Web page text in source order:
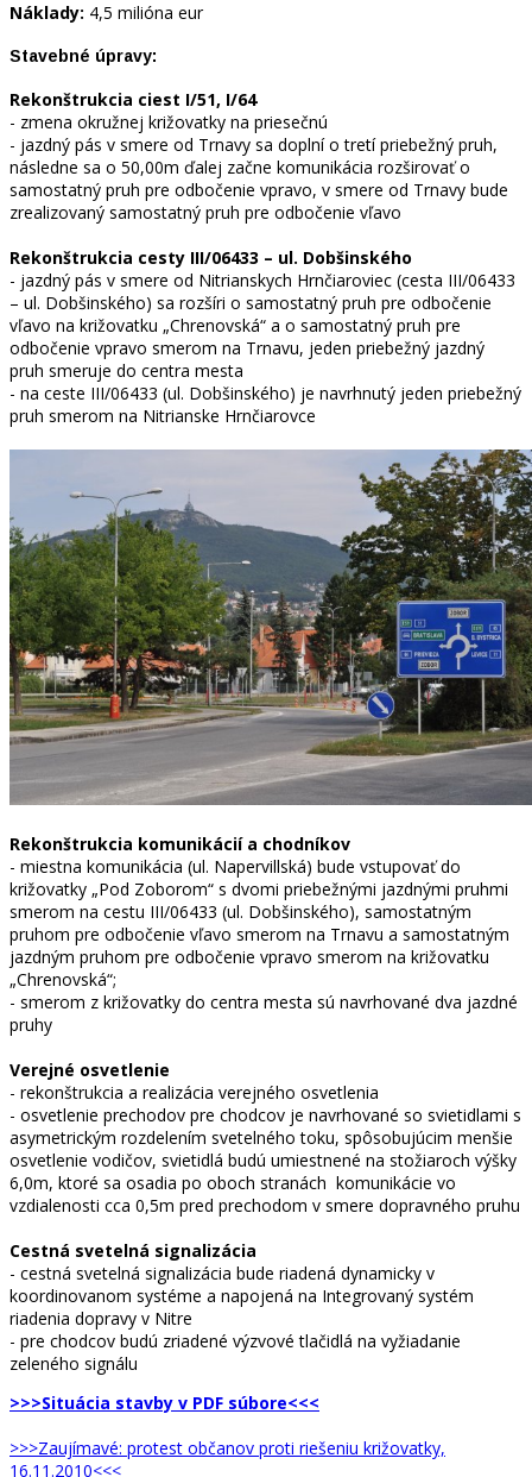
Náklady: 4,5 milióna eur
Stavebné úpravy:
Rekonštrukcia ciest I/51, I/64
- zmena okružnej križovatky na priesečnú
- jazdný pás v smere od Trnavy sa doplní o tretí priebežný pruh,
následne sa o 50,00m ďalej začne komunikácia rozširovať o
samostatný pruh pre odbočenie vpravo, v smere od Trnavy bude
zrealizovaný samostatný pruh pre odbočenie vľavo
Rekonštrukcia cesty III/06433 – ul. Dobšinského
- jazdný pás v smere od Nitrianskych Hrnčiaroviec (cesta III/06433
– ul. Dobšinského) sa rozšíri o samostatný pruh pre odbočenie
vľavo na križovatku „Chrenovská“ a o samostatný pruh pre
odbočenie vpravo smerom na Trnavu, jeden priebežný jazdný
pruh smeruje do centra mesta
- na ceste III/06433 (ul. Dobšinského) je navrhnutý jeden priebežný
pruh smerom na Nitrianske Hrnčiarovce
Rekonštrukcia komunikácií a chodníkov
- miestna komunikácia (ul. Napervillská) bude vstupovať do
križovatky „Pod Zoborom“ s dvomi priebežnými jazdnými pruhmi
smerom na cestu III/06433 (ul. Dobšinského), samostatným
pruhom pre odbočenie vľavo smerom na Trnavu a samostatným
jazdným pruhom pre odbočenie vpravo smerom na križovatku
„Chrenovská“;
- smerom z križovatky do centra mesta sú navrhované dva jazdné
pruhy
Verejné osvetlenie
- rekonštrukcia a realizácia verejného osvetlenia
- osvetlenie prechodov pre chodcov je navrhované so svietidlami s
asymetrickým rozdelením svetelného toku, spôsobujúcim menšie
osvetlenie vodičov, svietidlá budú umiestnené na stožiaroch výšky
6,0m, ktoré sa osadia po oboch stranách komunikácie vo
vzdialenosti cca 0,5m pred prechodom v smere dopravného pruhu
Cestná svetelná signalizácia
- cestná svetelná signalizácia bude riadená dynamicky v
koordinovanom systéme a napojená na Integrovaný systém
riadenia dopravy v Nitre
- pre chodcov budú zriadené výzvové tlačidlá na vyžiadanie
zeleného signálu
>>>Situácia stavby v PDF súbore<<<
>>>Zaujímavé: protest občanov proti riešeniu križovatky,
16.11.2010<<<